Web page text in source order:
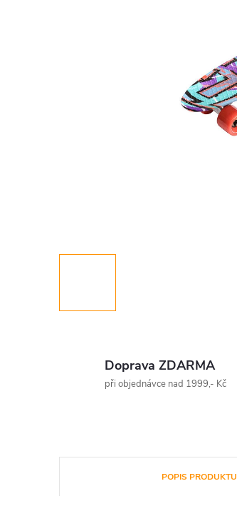
Doprava ZDARMA
při objednávce nad 1999,- Kč
POPIS PRODUKTU